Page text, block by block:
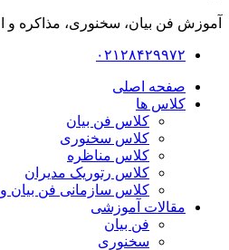
آموزش فن بیان، سخنوری، مذاکره و
۰۲۱۲۸۴۲۹۹۷۲
صفحه اصلی
کلاس ها
کلاس فن بیان
کلاس سخنوری
کلاس مناظره
کلاس رتوریک مدیران
کلاس سازمانی فن بیان و
مقالات آموزشی
فن بیان
سخنوری